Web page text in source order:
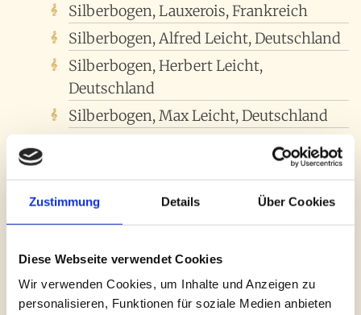
Zustimmung Details Über Cookies
Diese Webseite verwendet Cookies
Wir verwenden Cookies, um Inhalte und Anzeigen zu
personalisieren, Funktionen für soziale Medien anbieten
Silberbogen, Lauxerois, Frankreich
Silberbogen, Alfred Leicht, Deutschland
Silberbogen, Herbert Leicht,
Deutschland
Silberbogen, Max Leicht, Deutschland
Silberbogen, Rudolf Herbert Leicht,
Neusilberbogen, Leicht, Deutschland
Silberbogen, Liebig, Dresden,
Silberbogen, Roger Lotte, Frankreich